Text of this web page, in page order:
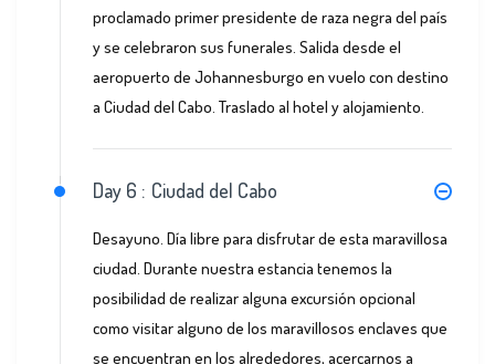
proclamado primer presidente de raza negra del país
y se celebraron sus funerales. Salida desde el
aeropuerto de Johannesburgo en vuelo con destino
a Ciudad del Cabo. Traslado al hotel y alojamiento.
Day 6 : Ciudad del Cabo
Desayuno. Día libre para disfrutar de esta maravillosa
ciudad. Durante nuestra estancia tenemos la
posibilidad de realizar alguna excursión opcional
como visitar alguno de los maravillosos enclaves que
se encuentran en los alrededores, acercarnos a